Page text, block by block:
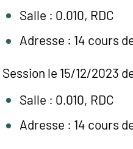
Salle : 0.010, RDC
Adresse : 14 cours
Session le 15/12/2023
Salle : 0.010, RDC
Adresse : 14 cours